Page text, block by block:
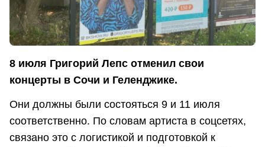
8 июля Григорий Лепс отменил свои
концерты в Сочи и Геленджике.
Они должны были состояться 9 и 11 июля
соответственно. По словам артиста в соцсетях,
связано это с логистикой и подготовкой к